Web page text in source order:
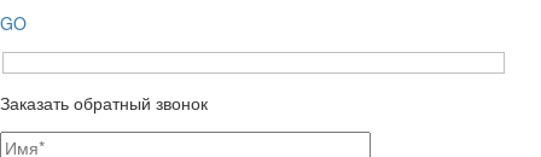
GO
Заказать обратный звонок